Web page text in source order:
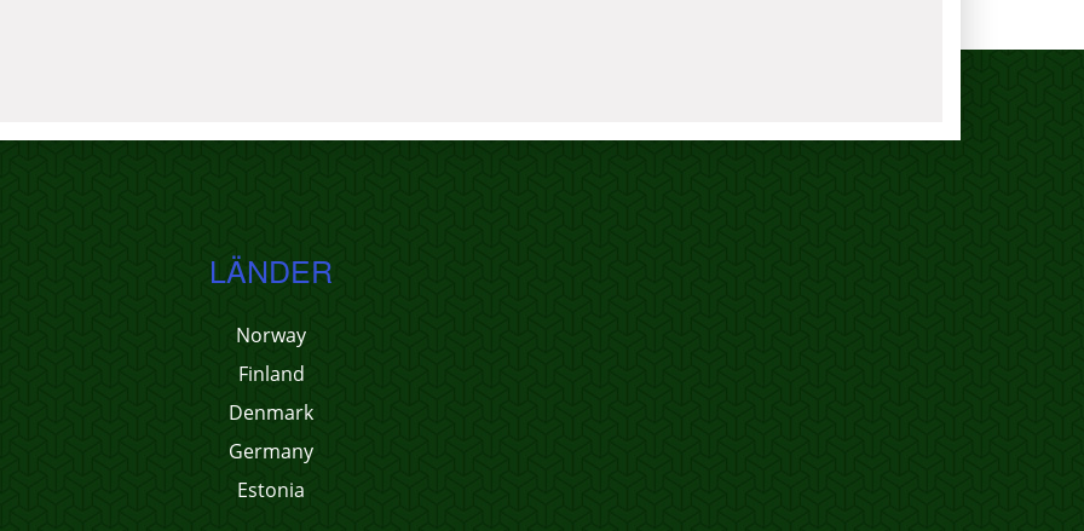
LÄNDER
Norway
Finland
Denmark
Germany
Estonia